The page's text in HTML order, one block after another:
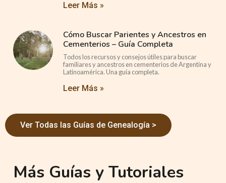
Leer Más »
Cómo Buscar Parientes y Ancestros en
Cementerios – Guía Completa
Todos los recursos y consejos útiles para buscar
familiares y ancestros en cementerios de Argentina y
Latinoamérica. Una guía completa.
Leer Más »
Ver Todas las Guías de Genealogía >
Más Guías y Tutoriales